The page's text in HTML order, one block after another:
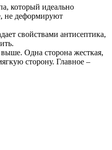
который идеально
не деформируют
свойствами антисептика,
Одна сторона жесткая,
сторону. Главное –